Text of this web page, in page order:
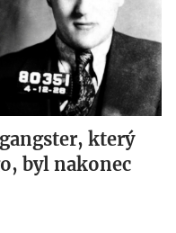
který
byl nakonec